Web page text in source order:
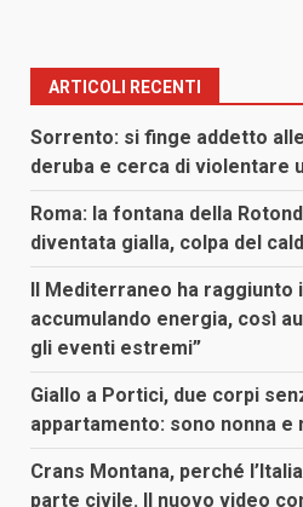
ARTICOLI RECENTI
Sorrento: si finge addetto
deruba e cerca di violentare
Roma: la fontana della
diventata gialla, colpa del
Il Mediterraneo ha raggiunto
accumulando energia, così
gli eventi estremi”
Giallo a Portici, due corpi
appartamento: sono nonna e
Crans Montana, perché
parte civile. Il nuovo video